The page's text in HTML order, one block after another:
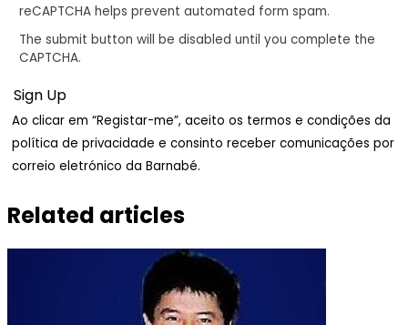
reCAPTCHA helps prevent automated form spam.
The submit button will be disabled until you complete the
CAPTCHA.
Ao clicar em “Registar-me”, aceito os termos e condições da
política de privacidade e consinto receber comunicações por
correio eletrónico da Barnabé.
Related articles